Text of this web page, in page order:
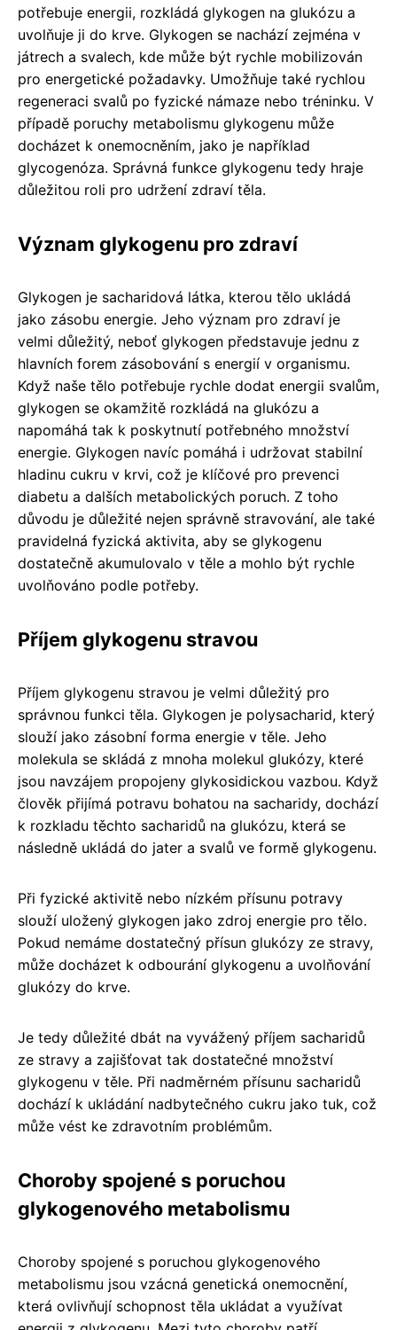
potřebuje energii, rozkládá glykogen na glukózu a
uvolňuje ji do krve. Glykogen se nachází zejména v
játrech a svalech, kde může být rychle mobilizován
pro energetické požadavky. Umožňuje také rychlou
regeneraci svalů po fyzické námaze nebo tréninku. V
případě poruchy metabolismu glykogenu může
docházet k onemocněním, jako je například
glycogenóza. Správná funkce glykogenu tedy hraje
důležitou roli pro udržení zdraví těla.
Význam glykogenu pro zdraví
Glykogen je sacharidová látka, kterou tělo ukládá
jako zásobu energie. Jeho význam pro zdraví je
velmi důležitý, neboť glykogen představuje jednu z
hlavních forem zásobování s energií v organismu.
Když naše tělo potřebuje rychle dodat energii svalům,
glykogen se okamžitě rozkládá na glukózu a
napomáhá tak k poskytnutí potřebného množství
energie. Glykogen navíc pomáhá i udržovat stabilní
hladinu cukru v krvi, což je klíčové pro prevenci
diabetu a dalších metabolických poruch. Z toho
důvodu je důležité nejen správně stravování, ale také
pravidelná fyzická aktivita, aby se glykogenu
dostatečně akumulovalo v těle a mohlo být rychle
uvolňováno podle potřeby.
Příjem glykogenu stravou
Příjem glykogenu stravou je velmi důležitý pro
správnou funkci těla. Glykogen je polysacharid, který
slouží jako zásobní forma energie v těle. Jeho
molekula se skládá z mnoha molekul glukózy, které
jsou navzájem propojeny glykosidickou vazbou. Když
člověk přijímá potravu bohatou na sacharidy, dochází
k rozkladu těchto sacharidů na glukózu, která se
následně ukládá do jater a svalů ve formě glykogenu.
Při fyzické aktivitě nebo nízkém přísunu potravy
slouží uložený glykogen jako zdroj energie pro tělo.
Pokud nemáme dostatečný přísun glukózy ze stravy,
může docházet k odbourání glykogenu a uvolňování
glukózy do krve.
Je tedy důležité dbát na vyvážený příjem sacharidů
ze stravy a zajišťovat tak dostatečné množství
glykogenu v těle. Při nadměrném přísunu sacharidů
dochází k ukládání nadbytečného cukru jako tuk, což
může vést ke zdravotním problémům.
Choroby spojené s poruchou
glykogenového metabolismu
Choroby spojené s poruchou glykogenového
metabolismu jsou vzácná genetická onemocnění,
která ovlivňují schopnost těla ukládat a využívat